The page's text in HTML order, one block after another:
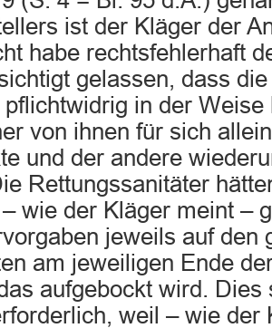
ist der Kläger der
habe rechtsfehlerhaft
gelassen, dass
pflichtwidrig in der Weise
von ihnen für sich
und der andere
Rettungssanitäter
wie der Kläger meint –
jeweils auf den
am jeweiligen Ende
aufgebockt wird. Dies
weil – wie der